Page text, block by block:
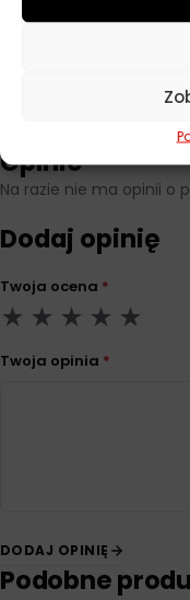
API
Opinie
Na razie nie ma opinii o
Dodaj opinię
Twoja ocena *
Twoja opinia *
DODAJ OPINIĘ
Podobne